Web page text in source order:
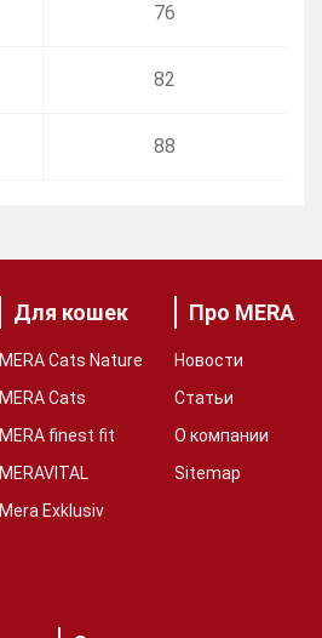
76
82
88
Для кошек
MERA Cats Nature
MERA Cats
MERA finest fit
MERAVITAL
Mera Exklusiv
Про MERA
Новости
Статьи
О компании
Sitemap